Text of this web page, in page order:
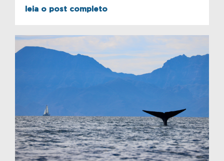
leia o post completo